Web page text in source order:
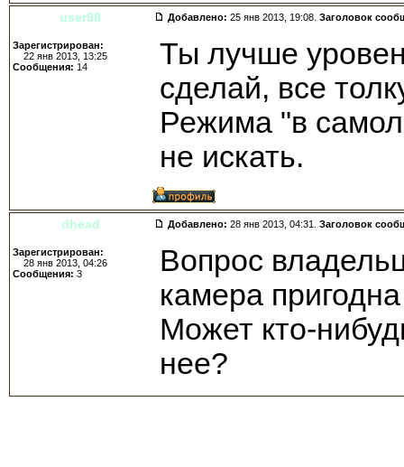
user98 Добавлено: 25 янв 2013, 19:08. Заголовок
Зарегистрирован:
22 янв 2013, 13:25
Сообщения: 14
Ты лучше
сделай, все
Режима "в
не искать.
dhead Добавлено: 28 янв 2013, 04:31. Заголовок
Зарегистрирован:
28 янв 2013, 04:26
Сообщения: 3
Вопрос
камера
Может кто-
нее?